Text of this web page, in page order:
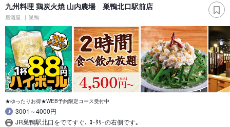
九州料理 鶏炭火焼 山内農場 巣鴨北口駅前店
居酒屋 巣鴨
★ゆったりお得★WEB予約限定コース受付中
3001～4000円
JR巣鴨駅北口をでてすぐ､ ﾛｰﾀﾘｰの右側です｡